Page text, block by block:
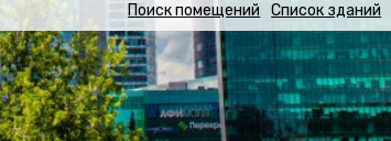
Поиск помещений Список зданий